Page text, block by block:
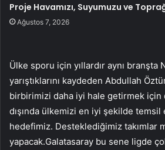
Proje Havamızı, Suyumuzu ve
Ağustos 7, 2026
Ülke sporu için yıllardır aynı branşta
yarıştıklarını kaydeden Abdullah
birbirimizi daha iyi hale getirmek için
dışında ülkemizi en iyi şekilde
hedefimiz. Desteklediğimiz takımlar
yapacak.Galatasaray bu sene ligde